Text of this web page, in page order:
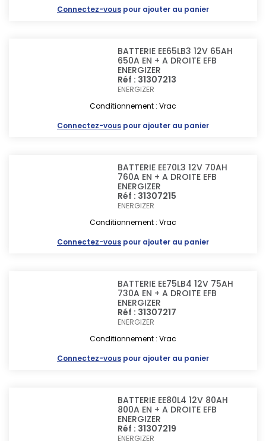
Connectez-vous pour ajouter au panier
BATTERIE EE65LB3 12V 65AH
650A EN + A DROITE EFB
ENERGIZER
Réf : 31307213
ENERGIZER
Conditionnement : Vrac
Connectez-vous pour ajouter au panier
BATTERIE EE70L3 12V 70AH
760A EN + A DROITE EFB
ENERGIZER
Réf : 31307215
ENERGIZER
Conditionnement : Vrac
Connectez-vous pour ajouter au panier
BATTERIE EE75LB4 12V 75AH
730A EN + A DROITE EFB
ENERGIZER
Réf : 31307217
ENERGIZER
Conditionnement : Vrac
Connectez-vous pour ajouter au panier
BATTERIE EE80L4 12V 80AH
800A EN + A DROITE EFB
ENERGIZER
Réf : 31307219
ENERGIZER